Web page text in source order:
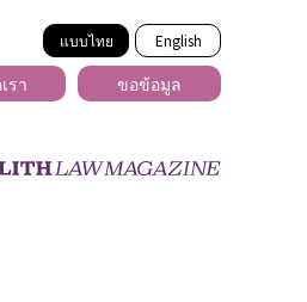
แบบไทย English
รา ขอข้อมูล